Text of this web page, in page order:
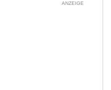
ANZEIGE